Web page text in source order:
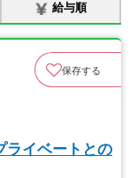
給与順
保存する
ライベートとの